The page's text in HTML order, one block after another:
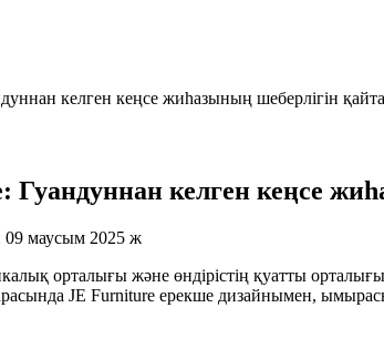
Гуандуннан келген кеңсе
09 маусым 2025 ж
орталығы және өндірістің қуатты
JE Furniture ерекше дизайнымен,